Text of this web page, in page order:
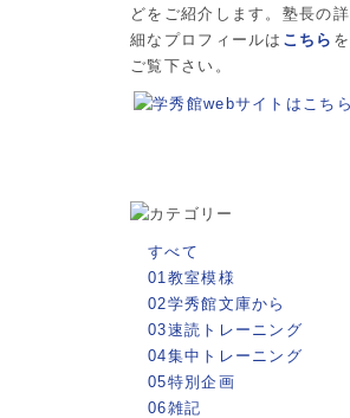
どをご紹介します。塾長の詳
細なプロフィールは こちら を
ご覧下さい。
すべて
01教室模様
02学秀館文庫から
03速読トレーニング
04集中トレーニング
05特別企画
06雑記